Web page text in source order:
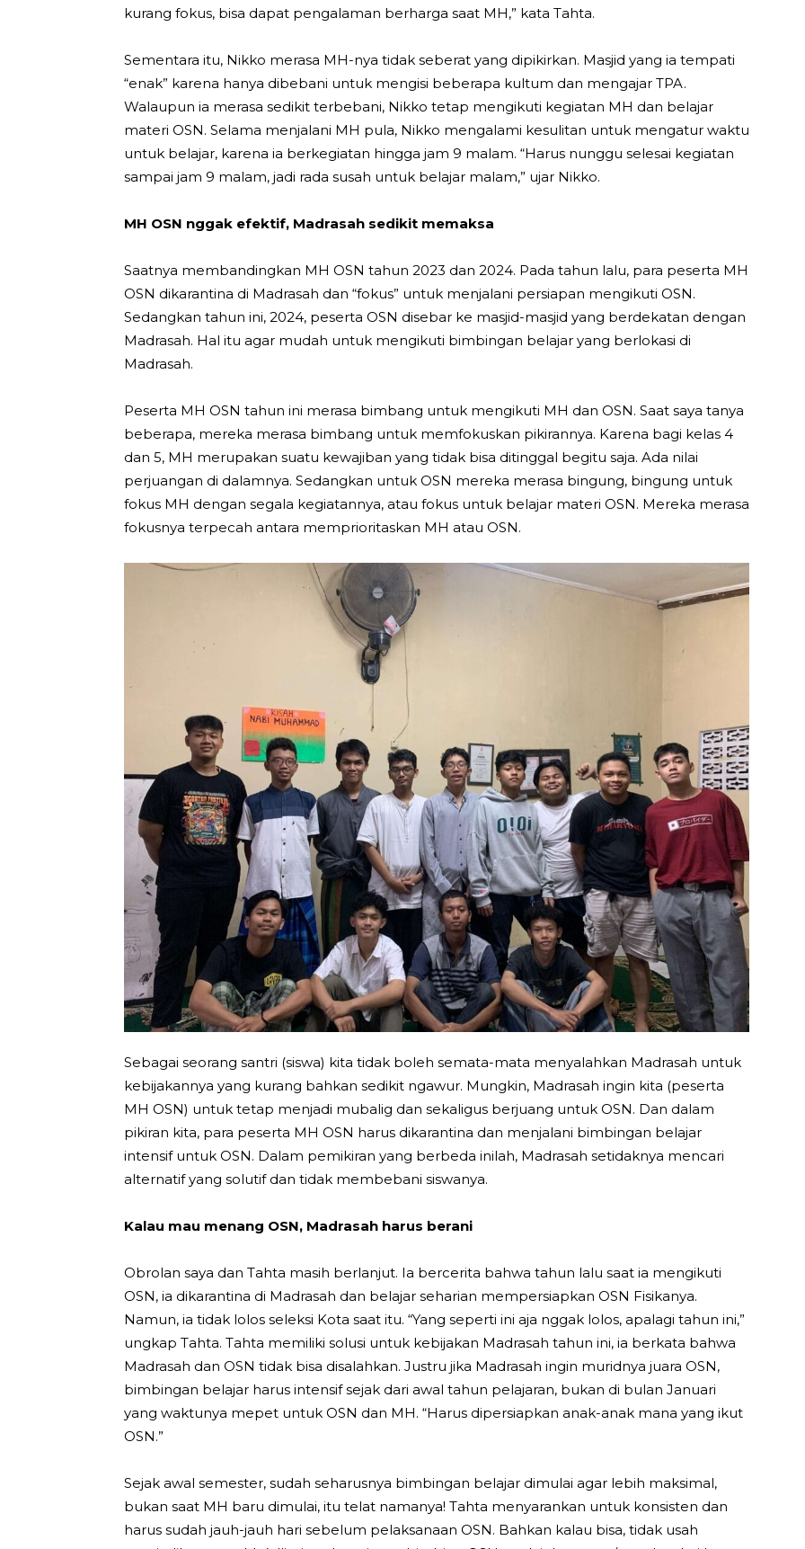
kurang fokus, bisa dapat pengalaman berharga saat MH,” kata Tahta.
Sementara itu, Nikko merasa MH-nya tidak seberat yang dipikirkan. Masjid yang ia tempati
“enak” karena hanya dibebani untuk mengisi beberapa kultum dan mengajar TPA.
Walaupun ia merasa sedikit terbebani, Nikko tetap mengikuti kegiatan MH dan belajar
materi OSN. Selama menjalani MH pula, Nikko mengalami kesulitan untuk mengatur waktu
untuk belajar, karena ia berkegiatan hingga jam 9 malam. “Harus nunggu selesai kegiatan
sampai jam 9 malam, jadi rada susah untuk belajar malam,” ujar Nikko.
MH OSN nggak efektif, Madrasah sedikit memaksa
Saatnya membandingkan MH OSN tahun 2023 dan 2024. Pada tahun lalu, para peserta MH
OSN dikarantina di Madrasah dan “fokus” untuk menjalani persiapan mengikuti OSN.
Sedangkan tahun ini, 2024, peserta OSN disebar ke masjid-masjid yang berdekatan dengan
Madrasah. Hal itu agar mudah untuk mengikuti bimbingan belajar yang berlokasi di
Madrasah.
Peserta MH OSN tahun ini merasa bimbang untuk mengikuti MH dan OSN. Saat saya tanya
beberapa, mereka merasa bimbang untuk memfokuskan pikirannya. Karena bagi kelas 4
dan 5, MH merupakan suatu kewajiban yang tidak bisa ditinggal begitu saja. Ada nilai
perjuangan di dalamnya. Sedangkan untuk OSN mereka merasa bingung, bingung untuk
fokus MH dengan segala kegiatannya, atau fokus untuk belajar materi OSN. Mereka merasa
fokusnya terpecah antara memprioritaskan MH atau OSN.
Sebagai seorang santri (siswa) kita tidak boleh semata-mata menyalahkan Madrasah untuk
kebijakannya yang kurang bahkan sedikit ngawur. Mungkin, Madrasah ingin kita (peserta
MH OSN) untuk tetap menjadi mubalig dan sekaligus berjuang untuk OSN. Dan dalam
pikiran kita, para peserta MH OSN harus dikarantina dan menjalani bimbingan belajar
intensif untuk OSN. Dalam pemikiran yang berbeda inilah, Madrasah setidaknya mencari
alternatif yang solutif dan tidak membebani siswanya.
Kalau mau menang OSN, Madrasah harus berani
Obrolan saya dan Tahta masih berlanjut. Ia bercerita bahwa tahun lalu saat ia mengikuti
OSN, ia dikarantina di Madrasah dan belajar seharian mempersiapkan OSN Fisikanya.
Namun, ia tidak lolos seleksi Kota saat itu. “Yang seperti ini aja nggak lolos, apalagi tahun ini,”
ungkap Tahta. Tahta memiliki solusi untuk kebijakan Madrasah tahun ini, ia berkata bahwa
Madrasah dan OSN tidak bisa disalahkan. Justru jika Madrasah ingin muridnya juara OSN,
bimbingan belajar harus intensif sejak dari awal tahun pelajaran, bukan di bulan Januari
yang waktunya mepet untuk OSN dan MH. “Harus dipersiapkan anak-anak mana yang ikut
OSN.”
Sejak awal semester, sudah seharusnya bimbingan belajar dimulai agar lebih maksimal,
bukan saat MH baru dimulai, itu telat namanya! Tahta menyarankan untuk konsisten dan
harus sudah jauh-jauh hari sebelum pelaksanaan OSN. Bahkan kalau bisa, tidak usah